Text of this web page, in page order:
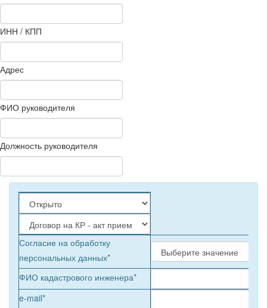
ИНН / КПП
Адрес
ФИО руководителя
Должность руководителя
Согласие на обработку
персональных данных*
ФИО кадастрового инженера*
e-mail*